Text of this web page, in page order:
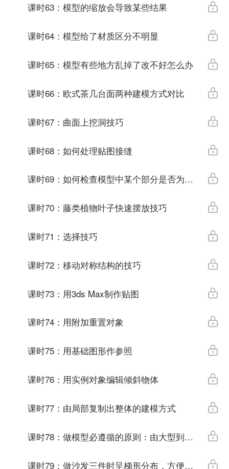
课时63：模型的缩放会导致某些结果
课时64：模型给了材质区分不明显
课时65：模型有些地方乱掉了改不好怎么办
课时66：欧式茶几台面两种建模方式对比
课时67：曲面上挖洞技巧
课时68：如何处理贴图接缝
课时69：如何检查模型中某个部分是否为水平竖直45度
课时70：藤类植物叶子快速摆放技巧
课时71：选择技巧
课时72：移动对称结构的技巧
课时73：用3ds Max制作贴图
课时74：用附加重置对象
课时75：用基础图形作参照
课时76：用实例对象编辑倾斜物体
课时77：由局部复制出整体的建模方式
课时78：做模型必遵循的原则：由大型到细节
课时79：做沙发三件时呈梯形分布，方便对称建模